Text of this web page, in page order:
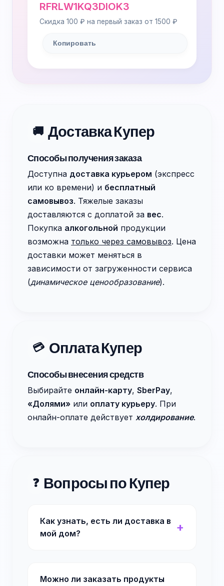
RFRLW1KQ3DIOK3
Скидка 100 ₽ на первый заказ от 1500 ₽
Копировать
🚚 Доставка Купер
Способы получения заказа
Доступна доставка курьером (экспресс
или ко времени) и бесплатный
самовывоз. Тяжелые заказы
доставляются с доплатой за вес.
Покупка алкогольной продукции
возможна только через самовывоз. Цена
доставки может меняться в
зависимости от загруженности сервиса
(динамическое ценообразование).
💳 Оплата Купер
Способы внесения средств
Выбирайте онлайн-карту, SberPay,
«Долями» или оплату курьеру. При
онлайн-оплате действует холдирование.
❓ Вопросы по Купер
Как узнать, есть ли доставка в
мой дом?
Можно ли заказать продукты